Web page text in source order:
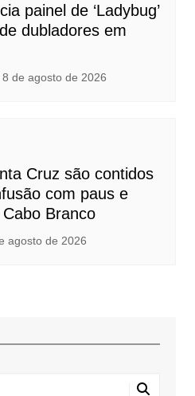
painel de ‘Ladybug’
dubladores em
8 de agosto de 2026
Cruz são contidos
com paus e
Branco
agosto de 2026